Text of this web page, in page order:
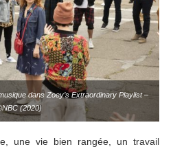
dans Zoey’s Extraordinary Playlist –
(2020)
une vie bien rangée, un travail